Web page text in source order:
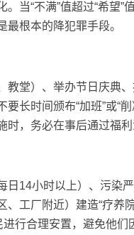
当“不满”值超过“希望”
根本的降犯罪手段。
堂）、举办节日庆典
长时间颁布“加班”或“
，务必在事后通过福利
日14小时以上）、污染
工厂附近）建造“疗养院
行合理安置，避免他们